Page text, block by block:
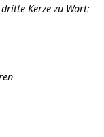
Kerze zu Wort: